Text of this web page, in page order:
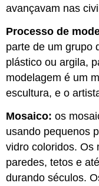
avançavam nas
Processo de
parte de um grupo
plástico ou argila,
modelagem é um
escultura, e o
Mosaico: os
usando pequenos
vidro coloridos. Os
paredes, tetos e
durando séculos.